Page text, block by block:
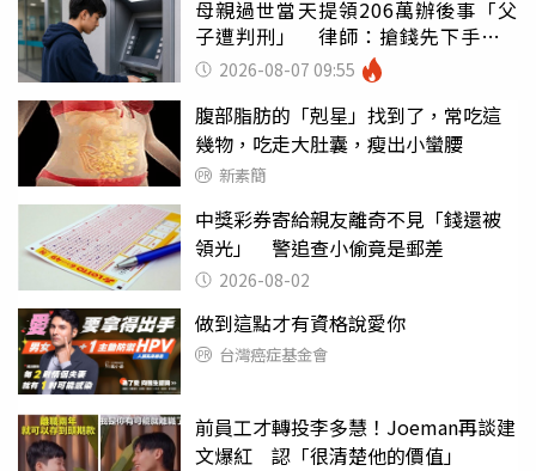
母親過世當天提領206萬辦後事「父
子遭判刑」 律師：搶錢先下手是
罪 2026-08-07 09:55
腹部脂肪的「剋星」找到了，常吃這
幾物，吃走大肚囊，瘦出小蠻腰
新素簡
中獎彩券寄給親友離奇不見「錢還被
領光」 警追查小偷竟是郵差
2026-08-02
做到這點才有資格說愛你
台灣癌症基金會
前員工才轉投李多慧！Joeman再談建
文爆紅 認「很清楚他的價值」